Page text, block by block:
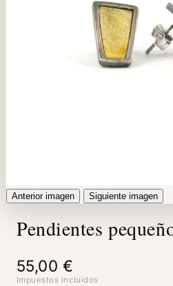
Anterior imagen Siguiente imagen
Pendientes
55,00 €
Impuestos incluidos